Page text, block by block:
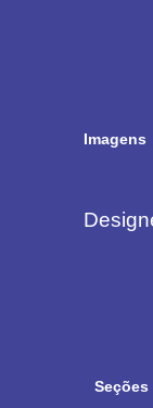
Imagens
Seções